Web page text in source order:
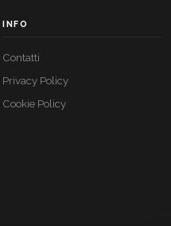
INFO
Contatti
Privacy Policy
Cookie Policy